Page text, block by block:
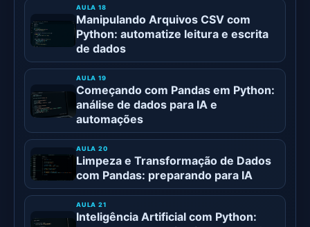
Manipulando Arquivos CSV com
Python: automatize leitura e escrita
de dados
Começando com Pandas em Python:
análise de dados para IA e
automações
Limpeza e Transformação de Dados
com Pandas: preparando para IA
Inteligência Artificial com Python: